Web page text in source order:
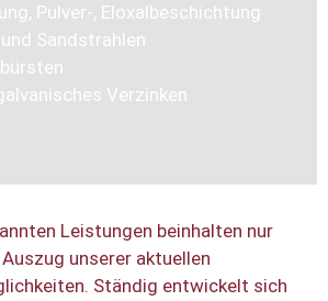
Pulver-, Eloxalbeschichtung
Sandstrahlen
Verzinken
Leistungen beinhalten nur
unserer aktuellen
Ständig entwickelt sich